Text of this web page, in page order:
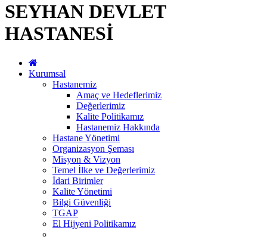
SEYHAN DEVLET
HASTANESİ
Kurumsal
Hastanemiz
Amaç ve Hedeflerimiz
Değerlerimiz
Kalite Politikamız
Hastanemiz Hakkında
Hastane Yönetimi
Organizasyon Şeması
Misyon & Vizyon
Temel İlke ve Değerlerimiz
İdari Birimler
Kalite Yönetimi
Bilgi Güvenliği
TGAP
El Hijyeni Politikamız